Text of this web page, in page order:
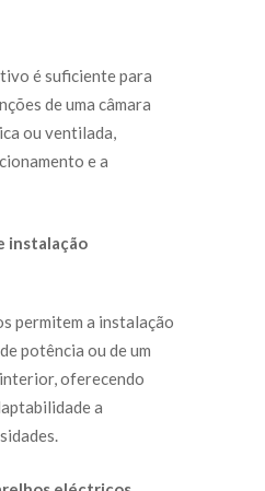
é suficiente para
de uma câmara
ou ventilada,
e a
instalação
permitem a instalação
potência ou de um
oferecendo
a